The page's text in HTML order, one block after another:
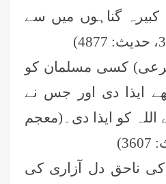
کبیرہ گناہوں میں سے
کسی مسلمان کو
ایذا دی اور جس نے
کو ایذا دی۔(معجم
ناحق دل آزاری کی